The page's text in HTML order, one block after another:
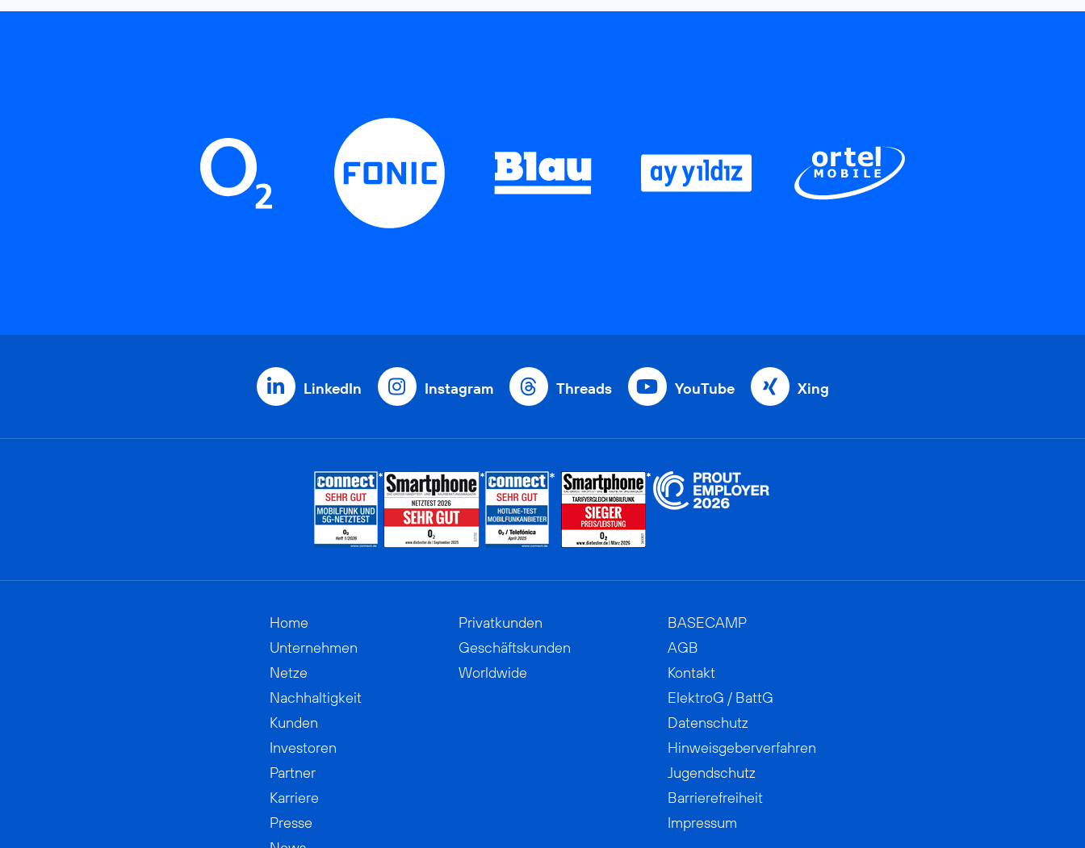
LinkedIn Instagram Threads YouTube Xing
Home
Unternehmen
Netze
Nachhaltigkeit
Kunden
Investoren
Partner
Karriere
Presse
Privatkunden
Geschäftskunden
Worldwide
BASECAMP
AGB
Kontakt
ElektroG / BattG
Datenschutz
Hinweisgeberverfahren
Jugendschutz
Barrierefreiheit
Impressum